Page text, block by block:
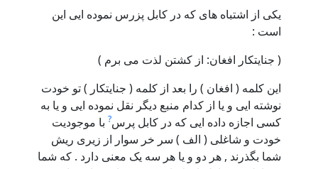
یکی از اشتباه های که در کابل پزرس نموده ایی این
است :
( جنایتکار افغان: از کشتن لذت می برم )
این کلمه ( افغان ) را بعد از کلمه ( جنایتکار ) تو خودت
نوشته ایی و یا از کدام منبع دیگر نقل نموده ایی و یا به
کسی اجازه داده ایی که در کابل پرس? با موجودیت
خودت و شاغلی ( الف ) سر خر سوار از زیری ریش
شما بگذرند , هر دو و یا هر سه یک معنی دارد . که شما